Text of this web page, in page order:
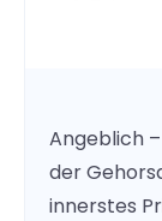
Angeblich
der
innerstes